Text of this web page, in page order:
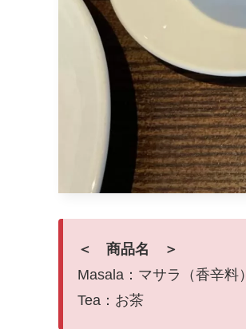
＜ 商品名 ＞
Masala：マサラ（香辛料）
Tea：お茶